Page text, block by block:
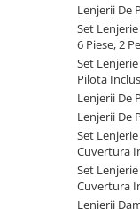
Lenjerii De Pat
Lenjerii De Pat,
2 Persoane
Lenjerii De Pat
Lenjerii De Pat
Lenjerii De Pat
Set Lenjerie De Pat
Lenjerii De
Set
6 Piese, 2
Set
Pilota
Lenjerii De
Lenjerii De
Set
Cuvertura
Set Lenjerie
Cuvertura
Lenjerii